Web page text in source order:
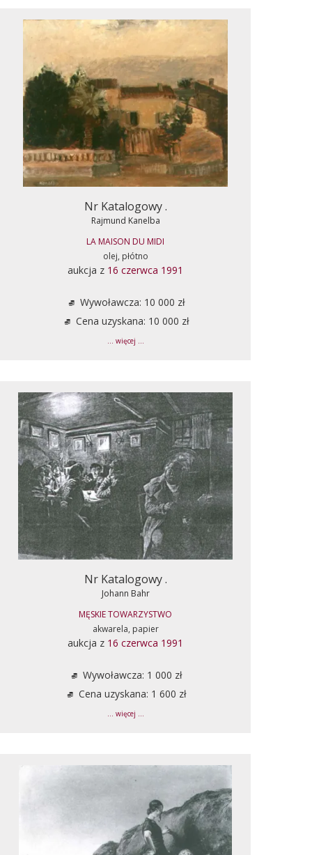
Nr Katalogowy .
Rajmund Kanelba
LA MAISON DU MIDI
olej, płótno
aukcja z 16 czerwca 1991
Wywoławcza: 10 000 zł
Cena uzyskana: 10 000 zł
... więcej ...
Nr Katalogowy .
Johann Bahr
MĘSKIE TOWARZYSTWO
akwarela, papier
aukcja z 16 czerwca 1991
Wywoławcza: 1 000 zł
Cena uzyskana: 1 600 zł
... więcej ...